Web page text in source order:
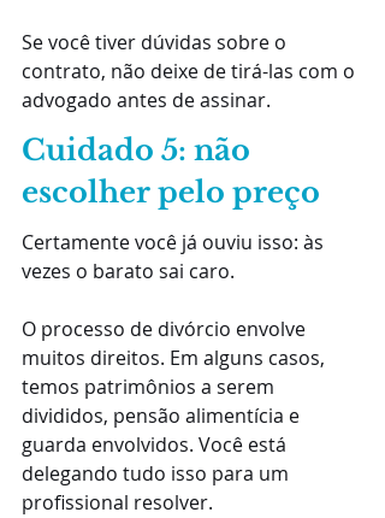
Se você tiver dúvidas sobre o
contrato, não deixe de tirá-las com o
advogado antes de assinar.
Cuidado 5: não
escolher pelo preço
Certamente você já ouviu isso: às
vezes o barato sai caro.
O processo de divórcio envolve
muitos direitos. Em alguns casos,
temos patrimônios a serem
divididos, pensão alimentícia e
guarda envolvidos. Você está
delegando tudo isso para um
profissional resolver.